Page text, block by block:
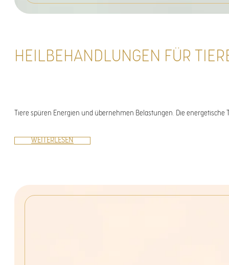
HEILBEHANDLUNGEN FÜR
Tiere spüren Energien und übernehmen Belastungen. Die
WEITERLESEN